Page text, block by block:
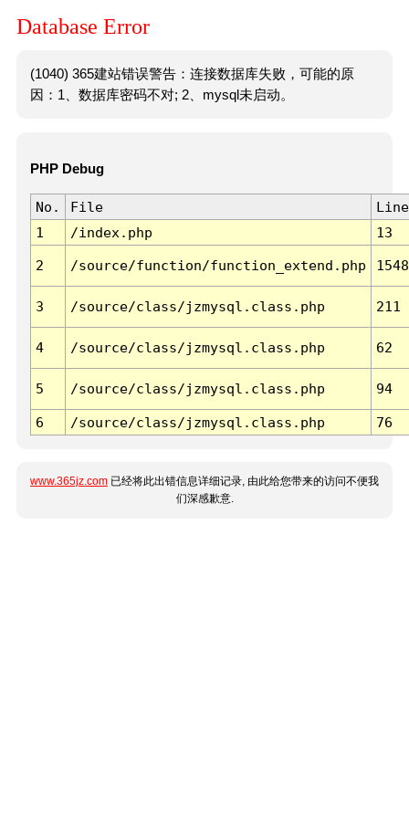
Database Error
(1040) 365建站错误警告：连接数据库失败，可能的原
因：1、数据库密码不对; 2、mysql未启动。
PHP Debug
No. File
Line
1
/index.php 13
2 /source/function/function_extend.php 1548
3 /source/class/jzmysql.class.php 211
4 /source/class/jzmysql.class.php 62
5 /source/class/jzmysql.class.php 94
6 /source/class/jzmysql.class.php 76
www.365jz.com 已经将此出错信息详细记录, 由此给您带来的访问不便我
们深感歉意.